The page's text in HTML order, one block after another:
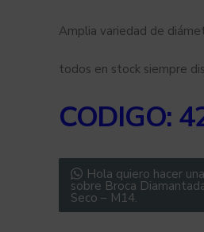
Amplia variedad de
todos en stock siempre
CODIGO:
Hola quiero hacer
sobre Broca
Seco – M14.